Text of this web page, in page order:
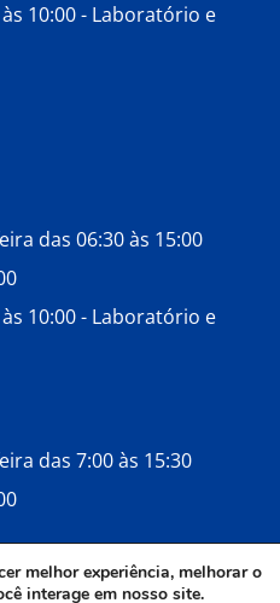
10:00 - Laboratório e
das 06:30 às 15:00
10:00 - Laboratório e
das 7:00 às 15:30
melhor experiência, melhorar o
interage em nosso site.